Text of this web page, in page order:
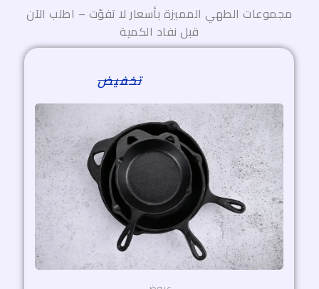
الطهي المميزة بأسعار لا تفوّت – اطلب الآن
قبل نفاد الكمية
الأصلي
هو:
4.150,00 EGP.
الحالي
هو:
3.320,00 EGP.